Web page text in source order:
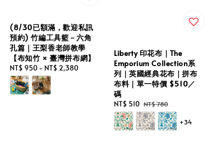
(8/30已額滿，歡迎私訊
預約) 竹編工具籃－六角
孔篇｜王梨香老師教學
【布知竹 × 臺灣拼布網】
Regular
price
NT$ 950 - NT$ 2,380
Liberty 印花布｜The
Emporium Collection系
列｜英國經典花布｜拼布
布料｜單一特價 $510／
碼
Sale
price
NT$ 510 Regular
price
NT$ 780
+34